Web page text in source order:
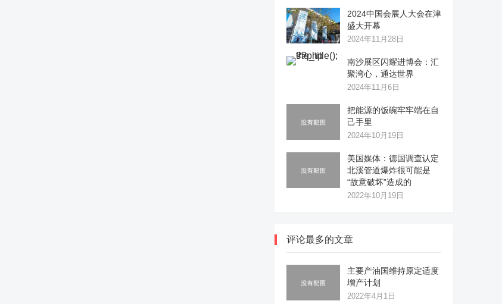
2024中国会展人大会在津
盛大开幕
2024年11月28日
南沙展区闪耀进博会：汇
聚湾心，通达世界
2024年11月6日
把能源的饭碗牢牢端在自
己手里
2024年10月19日
美国媒体：德国调查认定
北溪管道爆炸很可能是
“故意破坏”造成的
2022年10月19日
评论最多的文章
主要产油国维持原定适度
增产计划
2022年4月1日